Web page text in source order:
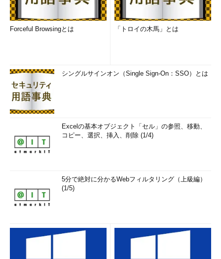
Forceful Browsingとは 「トロイの木馬」とは
シングルサインオン（Single Sign-On：SSO）とは
Excelの基本オブジェクト「セル」の参照、移動、
コピー、選択、挿入、削除 (1/4)
5分で絶対に分かるWebフィルタリング（上級編）
(1/5)